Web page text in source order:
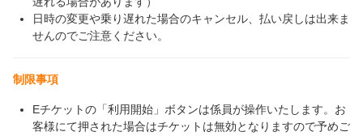
日時の変更や乗り遅れた場合のキャンセル、払い戻しは出来ま
せんのでご注意ください。
制限事項
Eチケットの「利用開始」ボタンは係員が操作いたします。お
客様にて押された場合はチケットは無効となりますので予めご